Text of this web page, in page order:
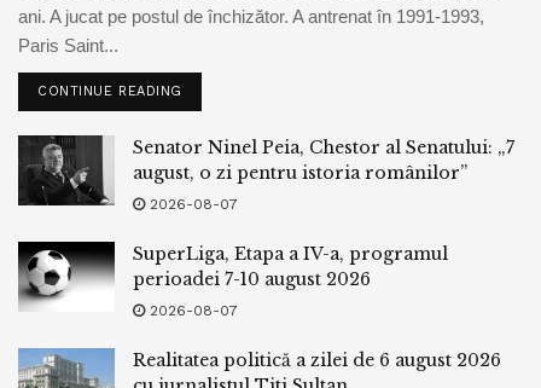
ani. A jucat pe postul de închizător. A antrenat în 1991-1993,
Paris Saint...
CONTINUE READING
Senator Ninel Peia, Chestor al Senatului: „7
august, o zi pentru istoria românilor”
2026-08-07
SuperLiga, Etapa a IV-a, programul
perioadei 7-10 august 2026
2026-08-07
Realitatea politică a zilei de 6 august 2026